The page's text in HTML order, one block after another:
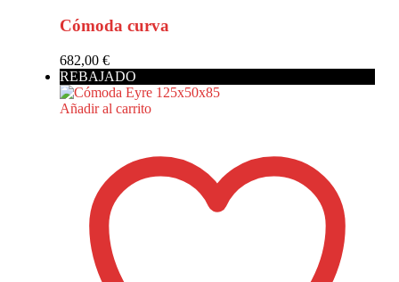
Cómoda curva
682,00€
REBAJADO
Añadir al carrito